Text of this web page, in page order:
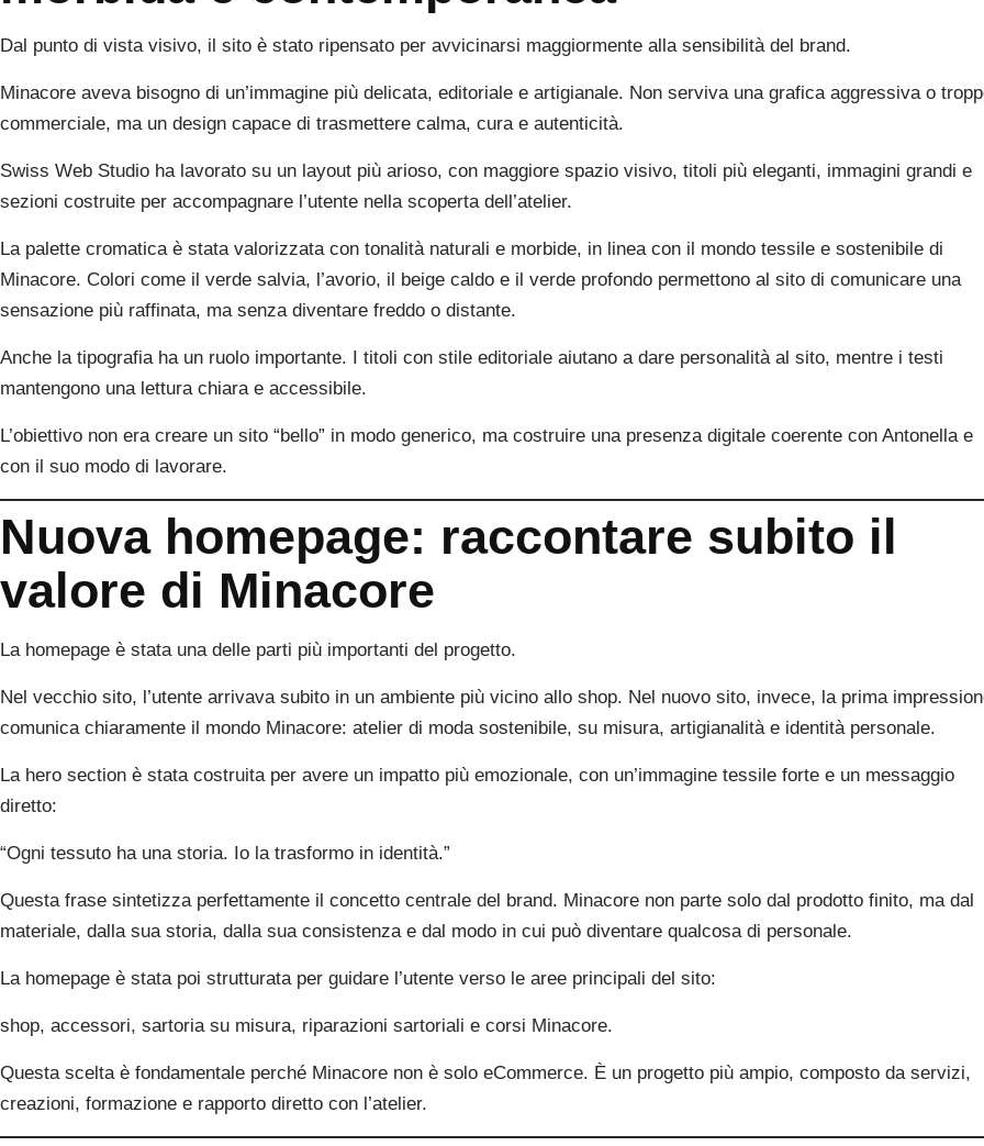
Dal punto di vista visivo, il sito è stato ripensato per avvicinarsi maggiormente alla sensibilità del brand.
Minacore aveva bisogno di un’immagine più delicata, editoriale e artigianale. Non serviva una grafica aggressiva o
commerciale, ma un design capace di trasmettere calma, cura e autenticità.
Swiss Web Studio ha lavorato su un layout più arioso, con maggiore spazio visivo, titoli più eleganti, immagini grandi e
sezioni costruite per accompagnare l’utente nella scoperta dell’atelier.
La palette cromatica è stata valorizzata con tonalità naturali e morbide, in linea con il mondo tessile e sostenibile di
Minacore. Colori come il verde salvia, l’avorio, il beige caldo e il verde profondo permettono al sito di comunicare una
sensazione più raffinata, ma senza diventare freddo o distante.
Anche la tipografia ha un ruolo importante. I titoli con stile editoriale aiutano a dare personalità al sito, mentre i testi
mantengono una lettura chiara e accessibile.
L’obiettivo non era creare un sito “bello” in modo generico, ma costruire una presenza digitale coerente con Antonella e
con il suo modo di lavorare.
Nuova homepage: raccontare subito il
valore di Minacore
La homepage è stata una delle parti più importanti del progetto.
Nel vecchio sito, l’utente arrivava subito in un ambiente più vicino allo shop. Nel nuovo sito, invece, la prima
comunica chiaramente il mondo Minacore: atelier di moda sostenibile, su misura, artigianalità e identità personale.
La hero section è stata costruita per avere un impatto più emozionale, con un’immagine tessile forte e un messaggio
diretto:
“Ogni tessuto ha una storia. Io la trasformo in identità.”
Questa frase sintetizza perfettamente il concetto centrale del brand. Minacore non parte solo dal prodotto finito, ma dal
materiale, dalla sua storia, dalla sua consistenza e dal modo in cui può diventare qualcosa di personale.
La homepage è stata poi strutturata per guidare l’utente verso le aree principali del sito:
shop, accessori, sartoria su misura, riparazioni sartoriali e corsi Minacore.
Questa scelta è fondamentale perché Minacore non è solo eCommerce. È un progetto più ampio, composto da servizi,
creazioni, formazione e rapporto diretto con l’atelier.